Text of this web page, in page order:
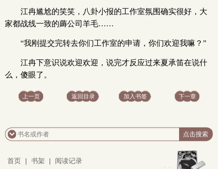
江冉尴尬的笑笑，八卦小报的工作室氛围确实很好，大
家都战线一致的薅公司羊毛……
“我刚提交完转去你们工作室的申请，你们欢迎我嘛？”
江冉下意识说欢迎欢迎，说完才反应过来夏承笛在说什
么，傻眼了。
上一页 返回目录 加入书签 下一章
首页 书架 阅读记录